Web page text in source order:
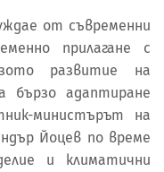
от съвременни
прилагане с
развитие на
бързо адаптиране
министърът на
Йоцев по време
и климатични